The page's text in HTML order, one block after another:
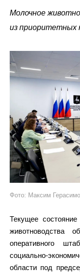
Молочное
из приоритетных
Фото: Максим
Текущее
животноводства
оперативного
социально-
области под